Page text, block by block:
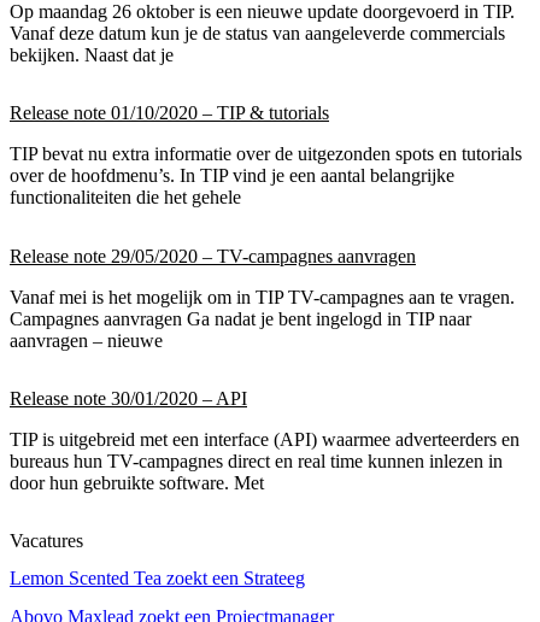
Op maandag 26 oktober is een nieuwe update doorgevoerd in TIP.
Vanaf deze datum kun je de status van aangeleverde commercials
bekijken. Naast dat je
Release note 01/10/2020 – TIP & tutorials
TIP bevat nu extra informatie over de uitgezonden spots en tutorials
over de hoofdmenu’s. In TIP vind je een aantal belangrijke
functionaliteiten die het gehele
Release note 29/05/2020 – TV-campagnes aanvragen
Vanaf mei is het mogelijk om in TIP TV-campagnes aan te vragen.
Campagnes aanvragen Ga nadat je bent ingelogd in TIP naar
aanvragen – nieuwe
Release note 30/01/2020 – API
TIP is uitgebreid met een interface (API) waarmee adverteerders en
bureaus hun TV-campagnes direct en real time kunnen inlezen in
door hun gebruikte software. Met
Vacatures
Lemon Scented Tea zoekt een Strateeg
Abovo Maxlead zoekt een Projectmanager